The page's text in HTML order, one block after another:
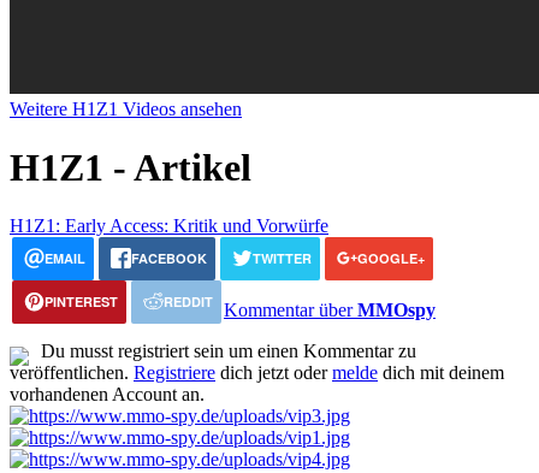
Weitere H1Z1 Videos ansehen
H1Z1 - Artikel
H1Z1: Early Access: Kritik und Vorwürfe
EMAIL FACEBOOK TWITTER GOOGLE+
PINTEREST REDDIT Kommentar überMMOspy
Du musst registriert sein um einen Kommentar zu
veröffentlichen. Registriere dich jetzt odermelde dich mit deinem
vorhandenen Account an.